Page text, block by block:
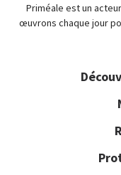
Priméale est un
œuvrons chaque jour